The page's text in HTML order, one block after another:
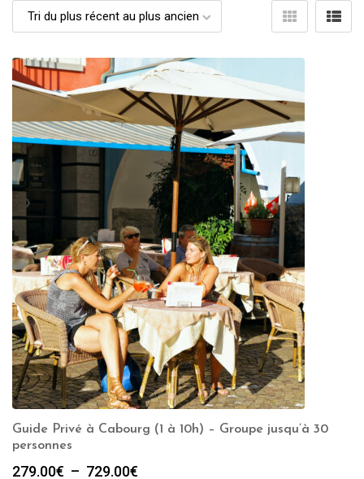
Guide Privé à Cabourg (1 à 10h) – Groupe jusqu’à 30
personnes
279.00€ – 729.00€